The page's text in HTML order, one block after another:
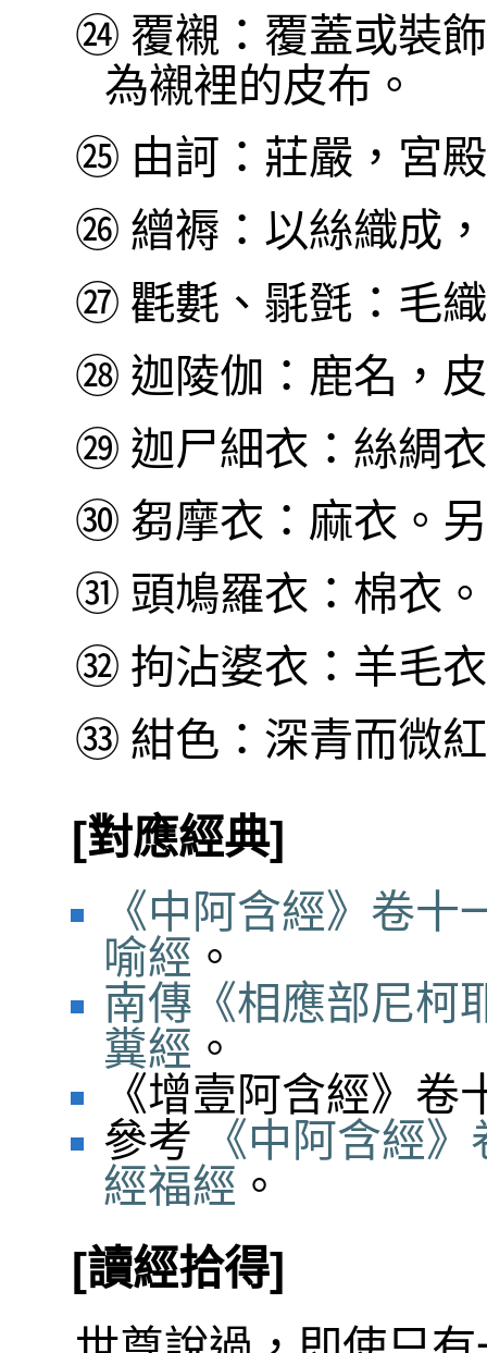
㉔ 覆襯：覆蓋或裝
為襯裡的皮布。
㉕ 由訶：莊嚴，宮
㉖ 繒褥：以絲織成
㉗ 氍氀、毾㲪：毛
㉘ 迦陵伽：鹿名，
㉙ 迦尸細衣：絲綢
㉚ 芻摩衣：麻衣。
㉛ 頭鳩羅衣：棉衣
㉜ 拘沾婆衣：羊毛
㉝ 紺色：深青而微
[對應經典]
《中阿含經》卷
喻經 。
南傳《相應部尼柯
糞經 。
《增壹阿含經》
參考
《中阿含經
經福經 。
[讀經拾得]